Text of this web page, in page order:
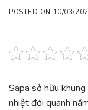
POSTED ON 10/03/
Sapa sở hữu
nhiệt đới quanh